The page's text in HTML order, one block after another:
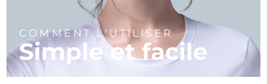
COMMENT L'UTILISER
Simple et facile